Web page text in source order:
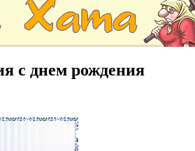
с днем рождения